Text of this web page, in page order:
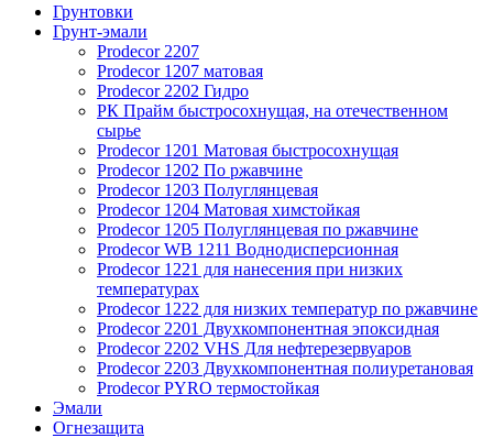
Грунтовки
Грунт-эмали
Prodecor 2207
Prodecor 1207 матовая
Prodecor 2202 Гидро
РК Прайм быстросохнущая, на отечественном
сырье
Prodecor 1201 Матовая быстросохнущая
Prodecor 1202 По ржавчине
Prodecor 1203 Полуглянцевая
Prodecor 1204 Матовая химстойкая
Prodecor 1205 Полуглянцевая по ржавчине
Prodecor WB 1211 Воднодисперсионная
Prodecor 1221 для нанесения при низких
температурах
Prodecor 1222 для низких температур по ржавчине
Prodecor 2201 Двухкомпонентная эпоксидная
Prodecor 2202 VHS Для нефтерезервуаров
Prodecor 2203 Двухкомпонентная полиуретановая
Prodecor PYRO термостойкая
Эмали
Огнезащита